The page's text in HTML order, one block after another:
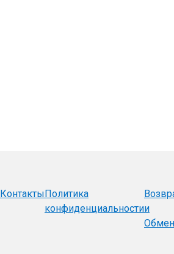
КонтактыПолитика
конфиденциальностии
Обмен